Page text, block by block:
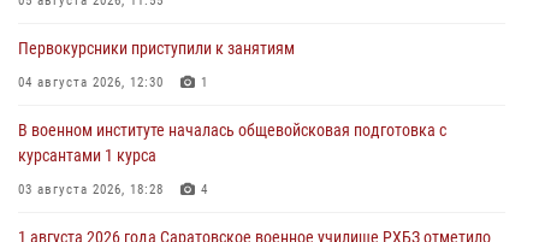
Первокурсники приступили к занятиям
04 августа 2026, 12:30 1
В военном институте началась общевойсковая подготовка с
курсантами 1 курса
03 августа 2026, 18:28 4
1 августа 2026 года Саратовское военное училище РХБЗ отметило